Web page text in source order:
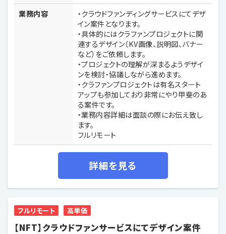
業務内容
・クラウドファンディングサービスにてデザ
イン案件となります。
・具体的にはクラファンプロジェクトに関
連するデザイン（KV画像、説明図、バナー
など）をご依頼します。
・プロジェクトの理解が深まるようデザイ
ンを検討・協議しながら進めます。
・クラファンプロジェクトは有名スタート
アップも参加しており非常にやり甲斐のあ
る案件です。
・業務内容詳細は面談の際にお伝え致し
ます。
フルリモート
詳細を見る
フルリモート 高単価
【NFT】クラウドファンサービスにてデザイン案件